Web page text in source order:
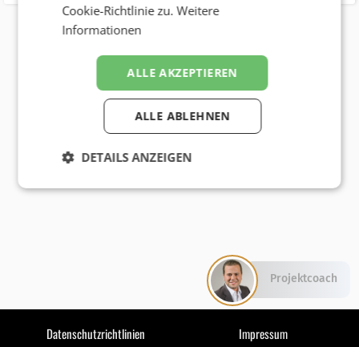
Datenschutzrichtlinien Impressum
Cookie-Richtlinie zu.Weitere
Informationen
ALLE AKZEPTIEREN
ALLE ABLEHNEN
DETAILS ANZEIGEN
Projektcoach